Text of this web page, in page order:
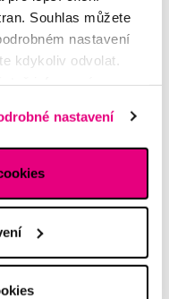
Souhlas můžete
nastavení
kdykoliv odvolat.
nastavení
–
dětského